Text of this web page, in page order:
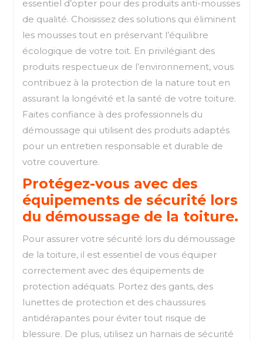
essentiel d’opter pour des produits anti-mousses
de qualité. Choisissez des solutions qui éliminent
les mousses tout en préservant l’équilibre
écologique de votre toit. En privilégiant des
produits respectueux de l’environnement, vous
contribuez à la protection de la nature tout en
assurant la longévité et la santé de votre toiture.
Faites confiance à des professionnels du
démoussage qui utilisent des produits adaptés
pour un entretien responsable et durable de
votre couverture.
Protégez-vous avec des
équipements de sécurité lors
du démoussage de la toiture.
Pour assurer votre sécurité lors du démoussage
de la toiture, il est essentiel de vous équiper
correctement avec des équipements de
protection adéquats. Portez des gants, des
lunettes de protection et des chaussures
antidérapantes pour éviter tout risque de
blessure. De plus, utilisez un harnais de sécurité